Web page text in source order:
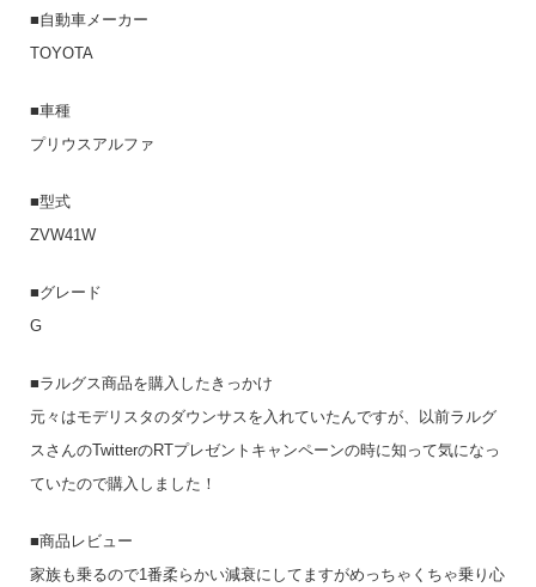
■自動車メーカー
TOYOTA
■車種
プリウスアルファ
■型式
ZVW41W
■グレード
G
■ラルグス商品を購入したきっかけ
元々はモデリスタのダウンサスを入れていたんですが、以前ラルグ
スさんのTwitterのRTプレゼントキャンペーンの時に知って気になっ
ていたので購入しました！
■商品レビュー
家族も乗るので1番柔らかい減衰にしてますがめっちゃくちゃ乗り心